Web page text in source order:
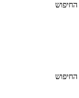
החיפוש
החיפוש